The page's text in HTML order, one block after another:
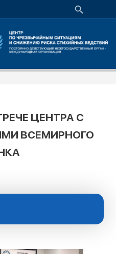
ЦЕНТРА С
ВСЕМИРНОГО